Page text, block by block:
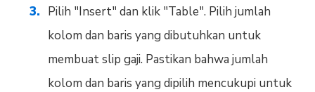
Pilih "Insert" dan klik "Table". Pilih jumlah
kolom dan baris yang dibutuhkan untuk
membuat slip gaji. Pastikan bahwa jumlah
kolom dan baris yang dipilih mencukupi untuk